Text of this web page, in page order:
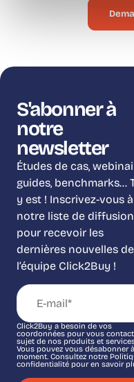
S'abonner à
notre
newsletter
Études de cas,
guides, benchmarks…
y est ! Inscrivez-vous à
notre liste de diffusion
pour recevoir les
dernières nouvelles de
l’équipe Click2Buy !
Click2Buy a besoin de vos
coordonnées pour vous
sujet de nos produits et
Vous pouvez vous désabonner
moment. Consultez notre
confidentialité pour en savoir